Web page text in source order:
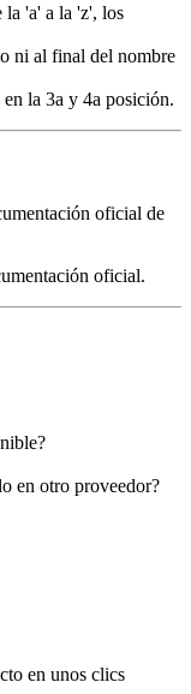
la 'a' a la 'z', los
ni al final del nombre
la 3a y 4a posición.
oficial de
oficial.
en otro proveedor?
en unos clics